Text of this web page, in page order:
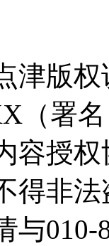
津版
（署
容授
得非
与010-